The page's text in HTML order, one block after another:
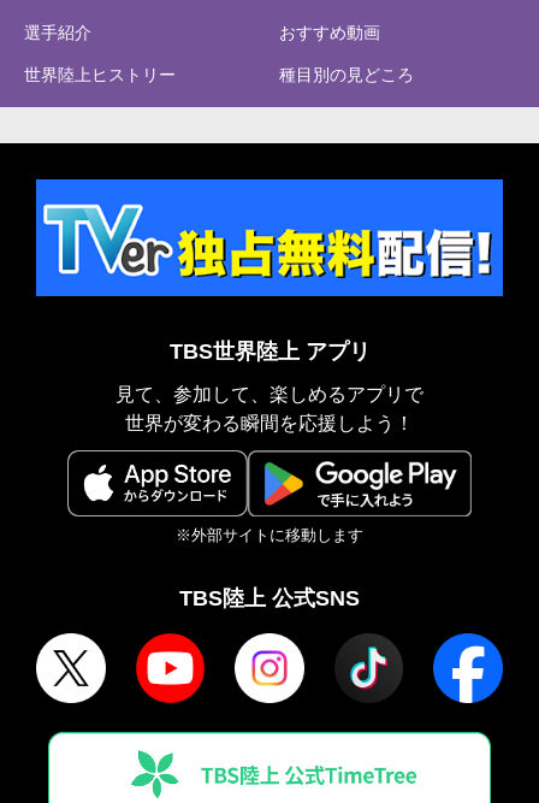
選手紹介 おすすめ動画
世界陸上ヒストリー 種目別の見どころ
TBS世界陸上 アプリ
見て、参加して、楽しめるアプリで
世界が変わる瞬間を応援しよう！
※外部サイトに移動します
TBS陸上 公式SNS